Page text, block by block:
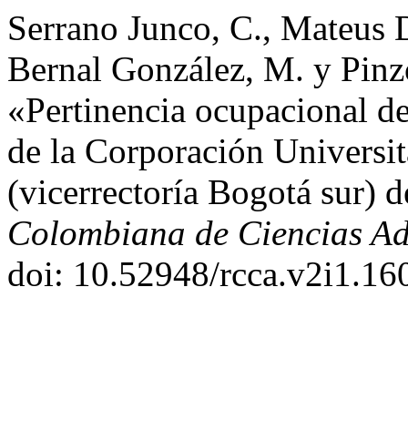
Serrano Junco, C.,
Bernal González, M. y
«Pertinencia ocupacional
de la Corporación
(vicerrectoría Bogotá sur)
Colombiana de Ciencias
doi: 10.52948/